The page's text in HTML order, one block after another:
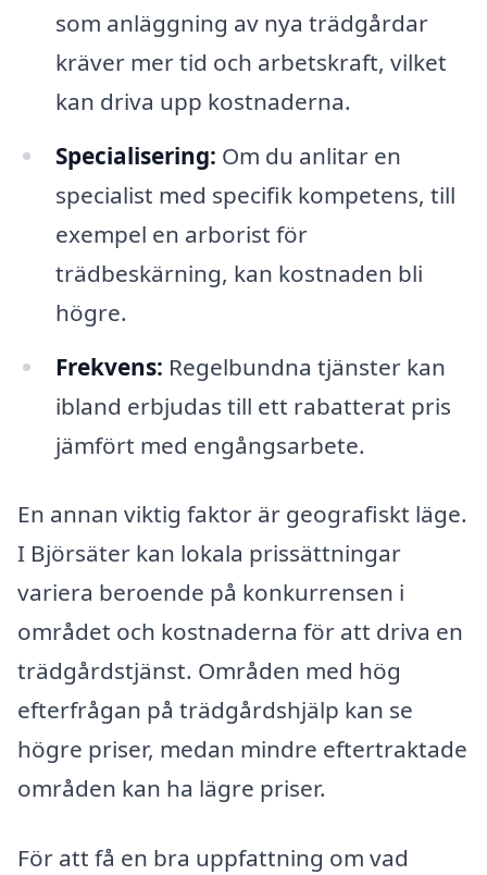
som anläggning av nya trädgårdar
kräver mer tid och arbetskraft, vilket
kan driva upp kostnaderna.
Specialisering: Om du anlitar en
specialist med specifik kompetens, till
exempel en arborist för
trädbeskärning, kan kostnaden bli
högre.
Frekvens: Regelbundna tjänster kan
ibland erbjudas till ett rabatterat pris
jämfört med engångsarbete.
En annan viktig faktor är geografiskt läge.
I Björsäter kan lokala prissättningar
variera beroende på konkurrensen i
området och kostnaderna för att driva en
trädgårdstjänst. Områden med hög
efterfrågan på trädgårdshjälp kan se
högre priser, medan mindre eftertraktade
områden kan ha lägre priser.
För att få en bra uppfattning om vad